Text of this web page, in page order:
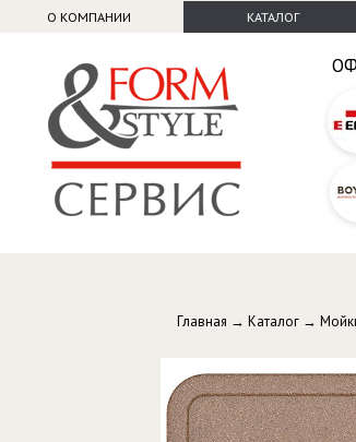
О КОМПАНИИ КАТАЛОГ
Главная → Каталог →